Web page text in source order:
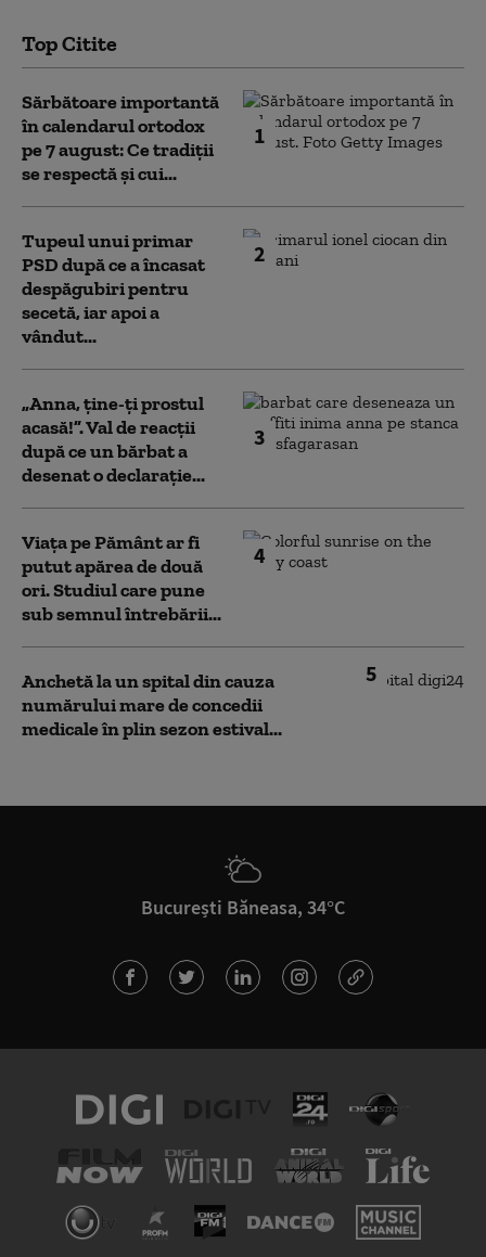
Top Citite
1
Sărbătoare importantă
în calendarul ortodox
pe 7 august: Ce tradiții
se respectă și cui...
2
Tupeul unui primar
PSD după ce a încasat
despăgubiri pentru
secetă, iar apoi a
vândut...
3
„Anna, ţine-ţi prostul
acasă!”. Val de reacții
după ce un bărbat a
desenat o declarație...
4
Viața pe Pământ ar fi
putut apărea de două
ori. Studiul care pune
sub semnul întrebării...
5
Anchetă la un spital din cauza
numărului mare de concedii
medicale în plin sezon estival...
București Băneasa, 34°C